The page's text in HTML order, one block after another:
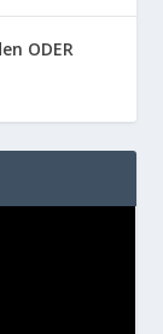
ODER